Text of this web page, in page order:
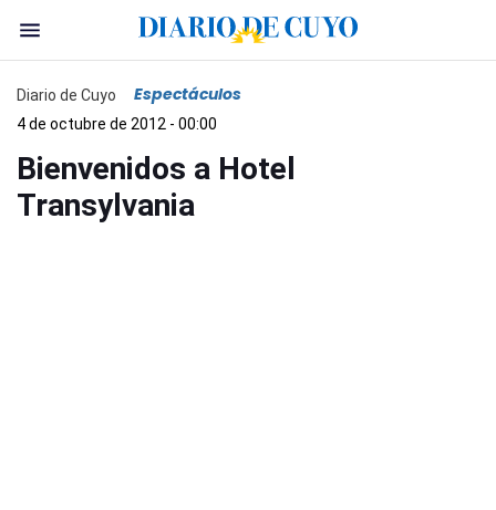
Diario de Cuyo Espectáculos
4 de octubre de 2012 - 00:00
Bienvenidos a Hotel
Transylvania